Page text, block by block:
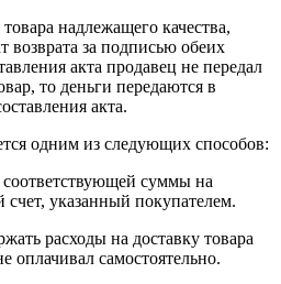
надлежащего качества,
возврата за подписью обеих
акта продавец не передал
то деньги передаются в
акта.
одним из следующих способов:
суммы на
указанный покупателем.
расходы на доставку товара
оплачивал самостоятельно.